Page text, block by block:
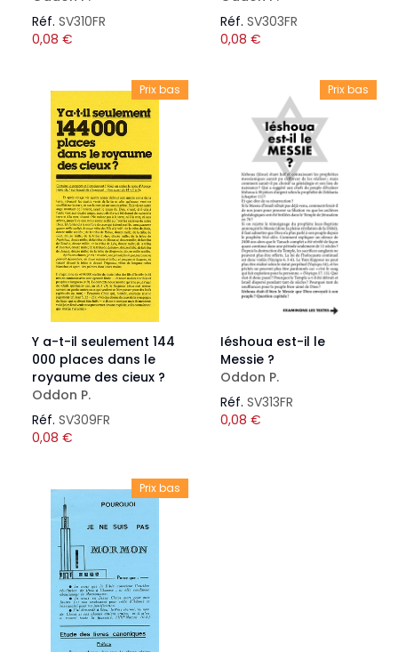
Réf. SV310FR
0,08 €
Réf. SV303FR
0,08 €
Prix bas
Y a-t-il seulement 144
000 places dans le
royaume des cieux ?
Oddon P.
Réf. SV309FR
0,08 €
Prix bas
Iéshoua est-il le
Messie ?
Oddon P.
Réf. SV313FR
0,08 €
Prix bas